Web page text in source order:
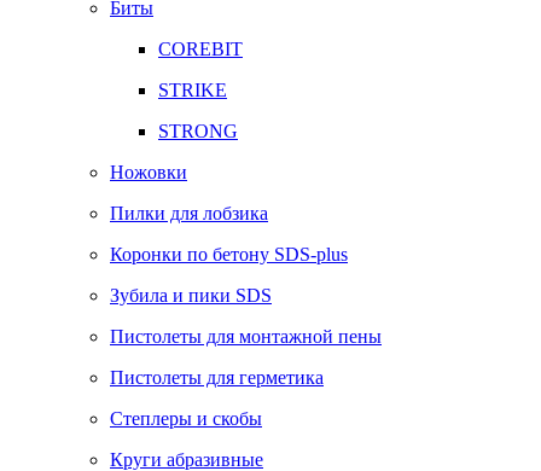
Биты
COREBIT
STRIKE
STRONG
Ножовки
Пилки для лобзика
Коронки по бетону SDS-plus
Зубила и пики SDS
Пистолеты для монтажной пены
Пистолеты для герметика
Степлеры и скобы
Круги абразивные